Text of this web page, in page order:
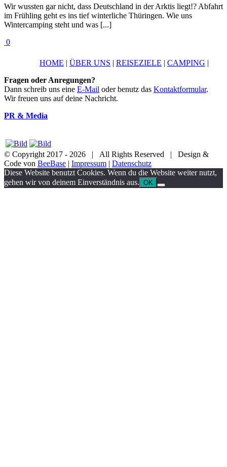
Wir wussten gar nicht, dass Deutschland in der Arktis liegt!? Abfahrt
im Frühling geht es ins tief winterliche Thüringen. Wie uns
Wintercamping steht und was [...]
0
HOME | ÜBER UNS | REISEZIELE | CAMPING |
Fragen oder Anregungen?
Dann schreib uns eine E-Mail oder benutz das Kontaktformular.
Wir freuen uns auf deine Nachricht.
PR & Media
© Copyright 2017 - 2026 | All Rights Reserved | Design &
Code von BeeBase | Impressum | Datenschutz
YouTube
Facebook
Twitter
Instagram
Pinterest
Email
Diese Website benutzt Cookies. Wenn du die Website weiter nutzt,
gehen wir von deinem Einverständnis aus. OK